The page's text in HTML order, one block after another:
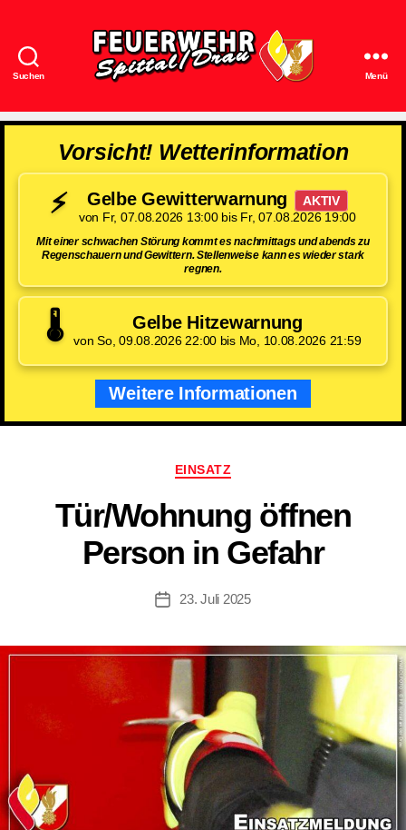
Suchen
Spittal/Drau
Menü
Vorsicht! Wetterinformation
⚡ Gelbe Gewitterwarnung
AKTIV
von Fr, 07.08.2026 13:00 bis Fr, 07.08.2026 19:00
Mit einer schwachen Störung kommt es nachmittags und abends zu
Regenschauern und Gewittern. Stellenweise kann es wieder stark
regnen.
🌡️ Gelbe Hitzewarnung
von So, 09.08.2026 22:00 bis Mo, 10.08.2026 21:59
Weitere Informationen
Kategorien
EINSATZ
Tür/​Wohnung öffnen
Person in Gefahr
Beitragsdatum
23. Juli 2025